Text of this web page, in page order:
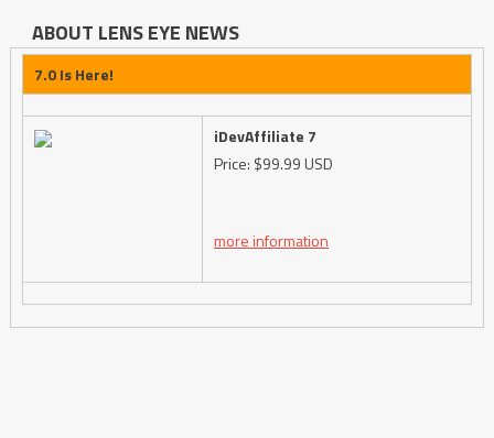
ABOUT LENS EYE NEWS
7.0 Is Here!
iDevAffiliate 7
Price: $99.99 USD
more information